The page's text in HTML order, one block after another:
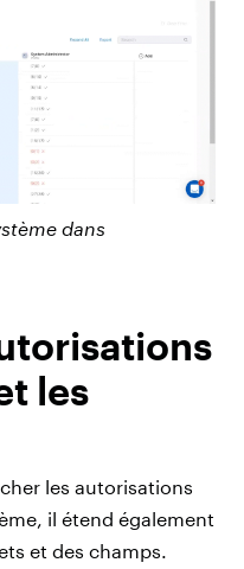
dans
les
les autorisations
il étend également
et des champs.